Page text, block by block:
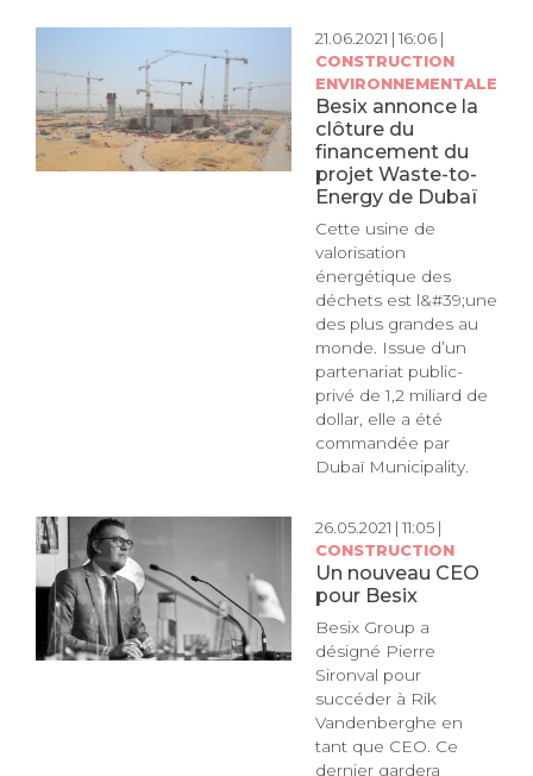
21.06.2021 | 16:06 |
CONSTRUCTION
ENVIRONNEMENTALE
Besix annonce la
clôture du
financement du
projet Waste-to-
Energy de Dubaï
Cette usine de
valorisation
énergétique des
déchets est l&#39;une
des plus grandes au
monde. Issue d’un
partenariat public-
privé de 1,2 miliard de
dollar, elle a été
commandée par
Dubaï Municipality.
26.05.2021 | 11:05 |
CONSTRUCTION
Un nouveau CEO
pour Besix
Besix Group a
désigné Pierre
Sironval pour
succéder à Rik
Vandenberghe en
tant que CEO. Ce
dernier gardera